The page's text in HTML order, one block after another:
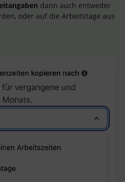
dann auch entweder
oder auf die Arbeitstage aus